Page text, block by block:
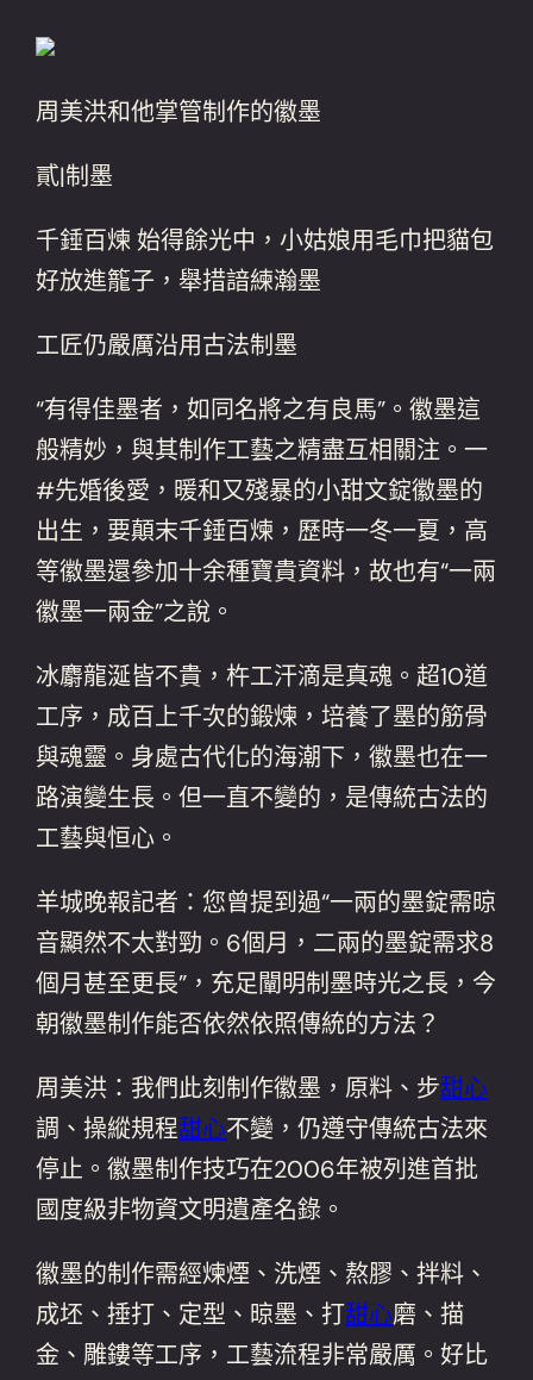
周美洪和他掌管制作的徽墨
貳|制墨
千錘百煉 始得餘光中，小姑娘用毛巾把貓包
好放進籠子，舉措諳練瀚墨
工匠仍嚴厲沿用古法制墨
“有得佳墨者，如同名將之有良馬”。徽墨這
般精妙，與其制作工藝之精盡互相關注。一
#先婚後愛，暖和又殘暴的小甜文錠徽墨的
出生，要顛末千錘百煉，歷時一冬一夏，高
等徽墨還參加十余種寶貴資料，故也有“一兩
徽墨一兩金”之說。
冰麝龍涎皆不貴，杵工汗滴是真魂。超10道
工序，成百上千次的鍛煉，培養了墨的筋骨
與魂靈。身處古代化的海潮下，徽墨也在一
路演變生長。但一直不變的，是傳統古法的
工藝與恒心。
羊城晚報記者：您曾提到過“一兩的墨錠需晾
音顯然不太對勁。6個月，二兩的墨錠需求8
個月甚至更長”，充足闡明制墨時光之長，今
朝徽墨制作能否依然依照傳統的方法？
周美洪：我們此刻制作徽墨，原料、步甜心
調、操縱規程甜心不變，仍遵守傳統古法來
停止。徽墨制作技巧在2006年被列進首批
國度級非物資文明遺產名錄。
徽墨的制作需經煉煙、洗煙、熬膠、拌料、
成坯、捶打、定型、晾墨、打甜心磨、描
金、雕鏤等工序，工藝流程非常嚴厲。好比